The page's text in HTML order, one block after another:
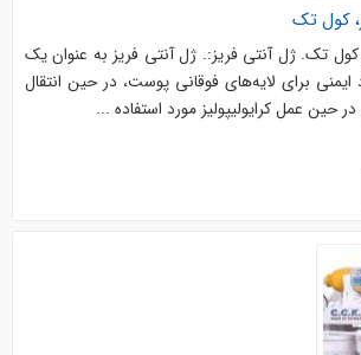
کول تک
کول تک. ژل آنتی فریز:. ژل آنتی فریز به عنوان یک
برای لایه‌های فوقانی پوست، در حین انتقال
حین عمل کرایولیپولیز مورد استفاده ...